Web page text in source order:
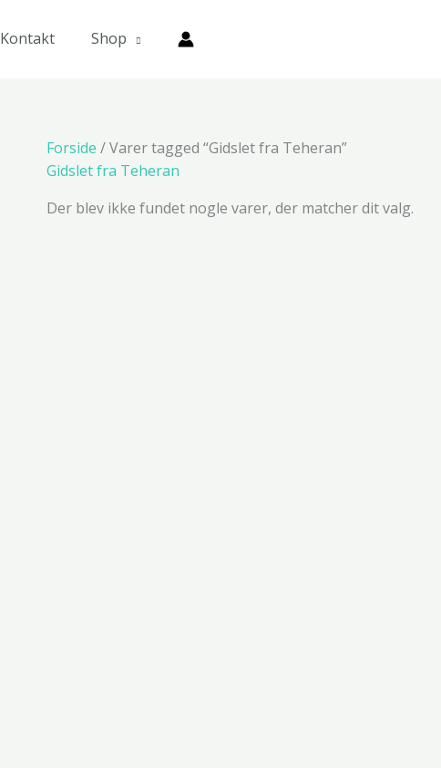
Kontakt Shop
Forside / Varer tagged “Gidslet fra Teheran”
Gidslet fra Teheran
Der blev ikke fundet nogle varer, der matcher dit valg.